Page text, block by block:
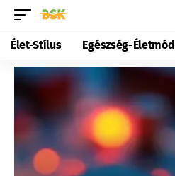
Élet-Stílus Egészség-Életmód